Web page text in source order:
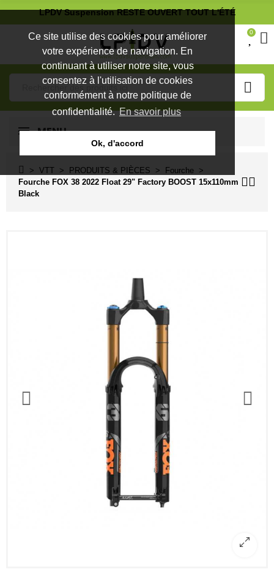
Ce site utilise des cookies pour améliorer
votre expérience de navigation. En
continuant à utiliser notre site, vous
consentez à l'utilisation de cookies
conformément à notre politique de
confidentialité.En savoir plus
Ok, d'accord
LPDV Suspension RESTE OUVERT TOUT L'ÉTÉ
0
MENU
VTT PRODUITS & PIÈCES
Fourche
Fourche FOX 38 2022 Float 29" Factory BOOST 15x110mm
Black